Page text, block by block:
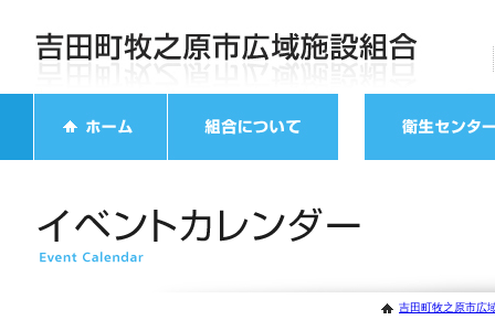
吉田町牧之原市広